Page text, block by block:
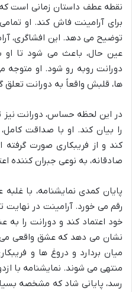
نقطه عطف داستان زمانی است
برای آرامینت فاش کند. او
توضیح می دهد. این افشاگری،
عین حال، باعث می شود تا
دورانت روبه رو شود. او متوجه
ها، قلبش واقعاً به دورانت تعلق
در این لحظه حساس، دورانت نیز
را بیان کند. او با صداقت
کند و از فریبکاری صورت گرفته
صادقانه، به نوعی جبران کننده
پایان کمدی نمایشنامه، با
رقم می خورد. آرامینت در
خود اعتماد کند و دورانت را
نشان می دهد که عشق واقعی می
میان بردارد و دروغ ها و
منتهی می شوند. نمایشنامه با
رسد، پایانی شاد که مشخصه